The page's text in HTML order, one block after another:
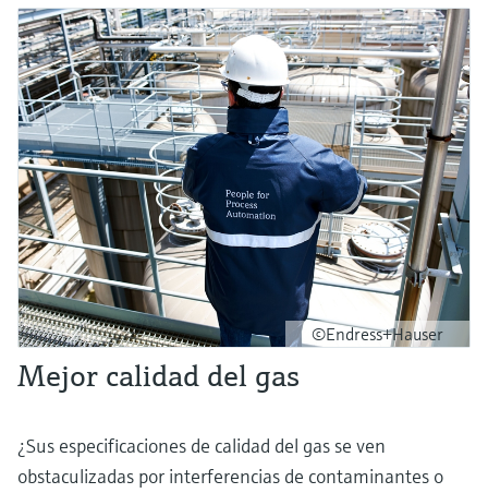
©Endress+Hauser
Mejor calidad del gas
¿Sus especificaciones de calidad del gas se ven
obstaculizadas por interferencias de contaminantes o